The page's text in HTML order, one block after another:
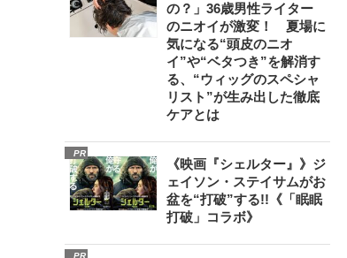
の？」36歳男性ライター
のニオイが激変！ 夏場に
気になる“頭皮のニオ
イ”や“ベタつき”を解消す
る、“ウィッグのスペシャ
リスト”が生み出した徹底
ケアとは
PR
《映画『シェルター』》ジ
ェイソン・ステイサムがお
盆を“打破”する!!《「眠眠
打破」コラボ》